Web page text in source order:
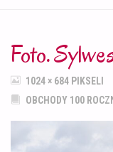
Foto.
PEŁNY
ROZMIAR
1024 × 684 PIKSELI
OBCHODY 100